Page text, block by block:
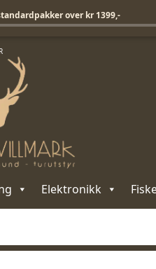
Elektronikk
over kr 1399,-